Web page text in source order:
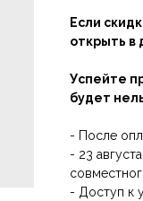
Если
открыть в
Успейте
будет
- После
- 23
- Доступ к